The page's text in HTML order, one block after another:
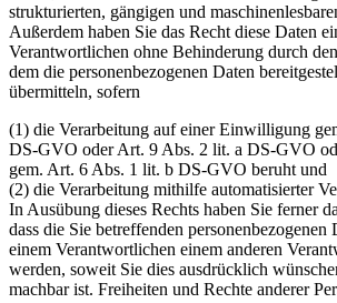
strukturierten, gängigen und
Außerdem haben Sie das Recht diese Daten
Verantwortlichen ohne Behinderung durch
dem die personenbezogenen Daten
übermitteln, sofern
(1) die Verarbeitung auf einer Einwilligung
DS-GVO oder Art. 9 Abs. 2 lit. a DS-GVO
gem. Art. 6 Abs. 1 lit. b DS-GVO beruht und
(2) die Verarbeitung mithilfe automatisierter
In Ausübung dieses Rechts haben Sie ferner
dass die Sie betreffenden personenbezogenen
einem Verantwortlichen einem anderen
werden, soweit Sie dies ausdrücklich
machbar ist. Freiheiten und Rechte anderer